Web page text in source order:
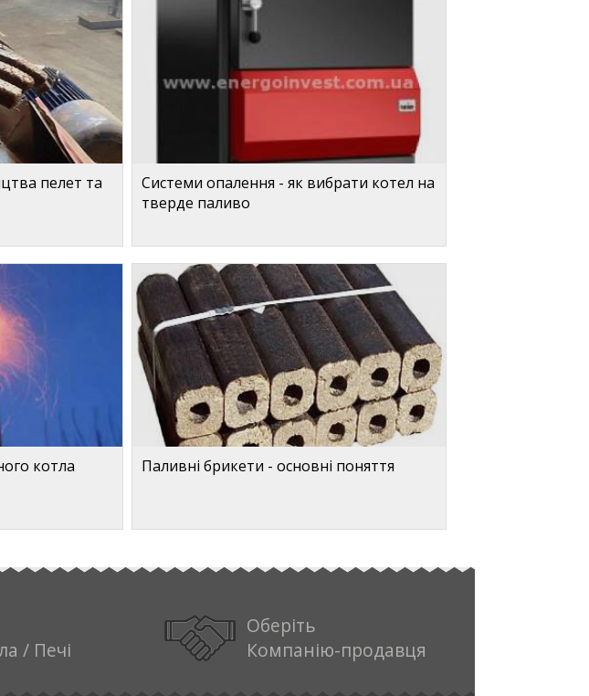
пелет та
Системи опалення - як вибрати котел на
тверде паливо
котла Паливні брикети - основні поняття
/ Печі
Оберіть
Компанію-продавця